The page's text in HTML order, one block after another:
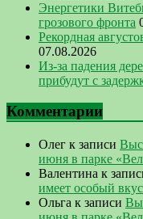
Энергетики
грозового фронта
Рекордная
07.08.2026
Из-за падения
прибудут с
Комментарии
Олег к записи
июня в парке
Валентина к
имеет особый вкус
Ольга к записи